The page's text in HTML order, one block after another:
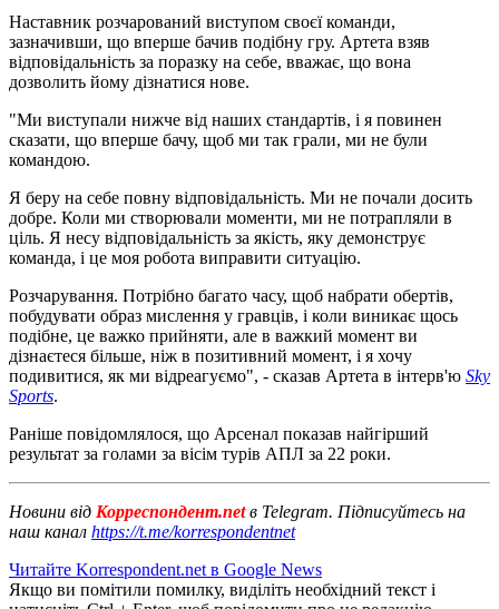
Наставник розчарований виступом своєї команди,
зазначивши, що вперше бачив подібну гру. Артета взяв
відповідальність за поразку на себе, вважає, що вона
дозволить йому дізнатися нове.
"Ми виступали нижче від наших стандартів, і я повинен
сказати, що вперше бачу, щоб ми так грали, ми не були
командою.
Я беру на себе повну відповідальність. Ми не почали досить
добре. Коли ми створювали моменти, ми не потрапляли в
ціль. Я несу відповідальність за якість, яку демонструє
команда, і це моя робота виправити ситуацію.
Розчарування. Потрібно багато часу, щоб набрати обертів,
побудувати образ мислення у гравців, і коли виникає щось
подібне, це важко прийняти, але в важкий момент ви
дізнаєтеся більше, ніж в позитивний момент, і я хочу
подивитися, як ми відреагуємо", - сказав Артета в інтерв'ю Sky
Sports.
Раніше повідомлялося, що Арсенал показав найгірший
результат за голами за вісім турів АПЛ за 22 роки.
Новини від Корреспондент.netв Telegram. Підписуйтесь на
наш канал https://t.me/korrespondentnet
Читайте Korrespondent.net в Google News
Якщо ви помітили помилку, виділіть необхідний текст і